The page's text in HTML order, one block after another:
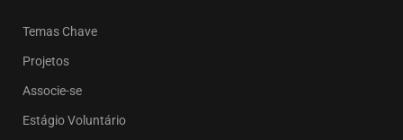
Temas Chave
Projetos
Associe-se
Estágio Voluntário